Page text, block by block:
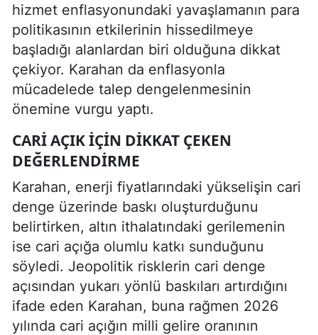
hizmet enflasyonundaki yavaşlamanın para
politikasının etkilerinin hissedilmeye
başladığı alanlardan biri olduğuna dikkat
çekiyor. Karahan da enflasyonla
mücadelede talep dengelenmesinin
önemine vurgu yaptı.
CARI AÇIK IÇIN DIKKAT ÇEKEN
DEĞERLENDIRME
Karahan, enerji fiyatlarındaki yükselişin cari
denge üzerinde baskı oluşturduğunu
belirtirken, altın ithalatındaki gerilemenin
ise cari açığa olumlu katkı sunduğunu
söyledi. Jeopolitik risklerin cari denge
açısından yukarı yönlü baskıları artırdığını
ifade eden Karahan, buna rağmen 2026
yılında cari açığın milli gelire oranının